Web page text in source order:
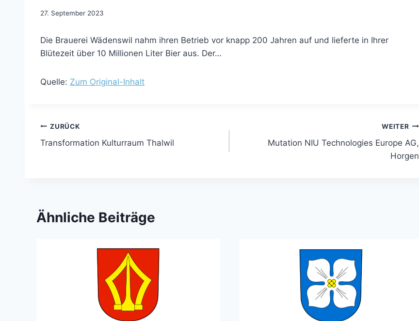
27. September 2023
Die Brauerei Wädenswil nahm ihren Betrieb vor knapp 200 Jahren auf und lieferte in Ihrer
Blütezeit über 10 Millionen Liter Bier aus. Der…
Quelle: Zum Original-Inhalt
Beitragsnavigation
ZURÜCK
Transformation Kulturraum Thalwil
WEITER
Mutation NIU Technologies Europe AG,
Horgen
Ähnliche Beiträge